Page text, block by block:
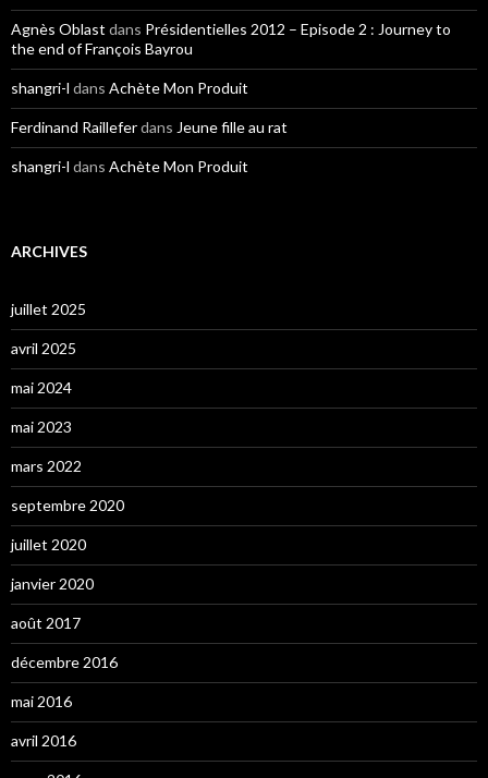
Agnès Oblast dans Présidentielles 2012 – Episode 2 : Journey to
the end of François Bayrou
shangri-l dans Achète Mon Produit
Ferdinand Railleferdans Jeune fille au rat
shangri-l dans Achète Mon Produit
ARCHIVES
juillet 2025
avril 2025
mai 2024
mai 2023
mars 2022
septembre 2020
juillet 2020
janvier 2020
août 2017
décembre 2016
mai 2016
avril 2016